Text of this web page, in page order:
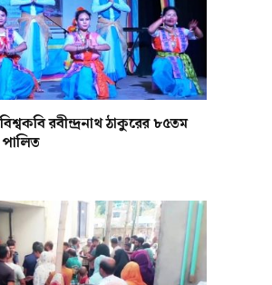
রবীন্দ্রনাথ ঠাকুরের ৮৫তম
পালিত